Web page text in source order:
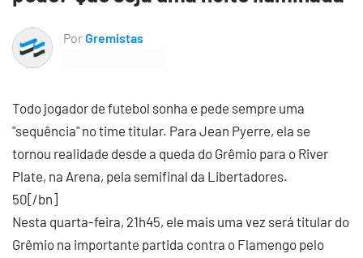
PorGremistas
Todo jogador de futebol sonha e pede sempre uma
"sequência" no time titular. Para Jean Pyerre, ela se
tornou realidade desde a queda do Grêmio para o River
Plate, na Arena, pela semifinal da Libertadores.
50[/bn]
Nesta quarta-feira, 21h45, ele mais uma vez será titular do
Grêmio na importante partida contra o Flamengo pelo